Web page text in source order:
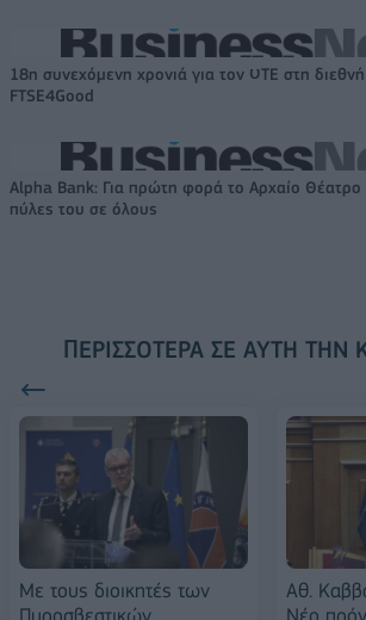
18η συνεχόμενη χρονιά για τον ΟΤΕ στη
FTSE4Good
Alpha Bank: Για πρώτη φορά το Αρχαίο Θέατρο
πύλες του σε όλους
ΠΕΡΙΣΣΌΤΕΡΑ ΣΕ ΑΥΤΉ ΤΗΝ
Με τους διοικητές των
Πυροσβεστικών
Αθ.
Νέο